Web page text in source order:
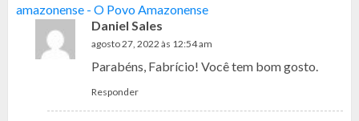
amazonense - O Povo Amazonense
Daniel Sales
agosto 27, 2022 às 12:54 am
Parabéns, Fabrício! Você tem bom gosto.
Responder